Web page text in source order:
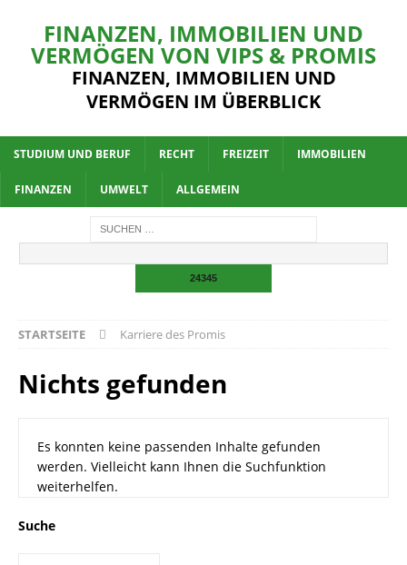
FINANZEN, IMMOBILIEN UND
VERMÖGEN VON VIPS & PROMIS
FINANZEN, IMMOBILIEN UND
VERMÖGEN IM ÜBERBLICK
STUDIUM UND BERUF RECHT FREIZEIT IMMOBILIEN
FINANZEN UMWELT ALLGEMEIN
STARTSEITE Karriere des Promis
Nichts gefunden
Es konnten keine passenden Inhalte gefunden
werden. Vielleicht kann Ihnen die Suchfunktion
weiterhelfen.
Suche